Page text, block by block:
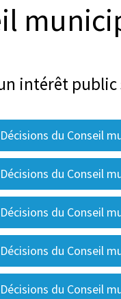
intérêt
Décisions du Conseil
Décisions du Conseil
Décisions du Conseil
Décisions du Conseil
Décisions du Conseil